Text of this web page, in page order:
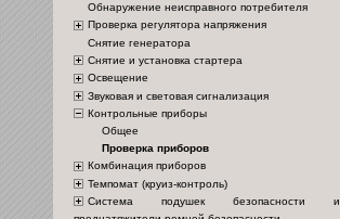
Обнаружение неисправного потребителя
Проверка регулятора напряжения
Снятие генератора
Снятие и установка стартера
Освещение
Звуковая и световая сигнализация
Контрольные приборы
Общее
Проверка приборов
Комбинация приборов
Темпомат (круиз-контроль)
Система подушек безопасности и